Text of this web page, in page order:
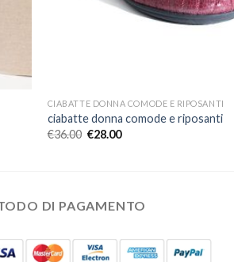
CIABATTE DONNA COMODE E RIPOSANTI
ciabatte donna comode e riposanti
€36.00 €28.00
DI PAGAMENTO